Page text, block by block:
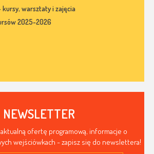
kursy, warsztaty i zajęcia
2025-2026
NEWSLETTER
ofertę programową, informacje o
wejściówkach - zapisz się do newslettera!